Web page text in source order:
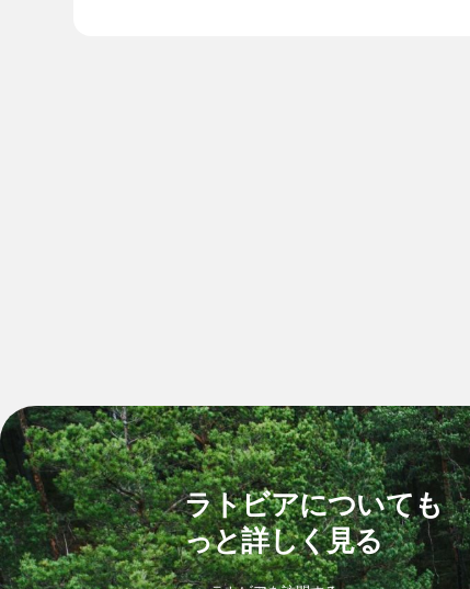
ラトビアについても
っと詳しく見る